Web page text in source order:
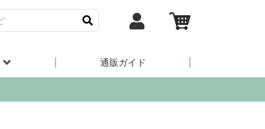
通販ガイド